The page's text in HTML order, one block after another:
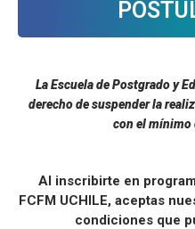
La Escuela de Postgrado y
derecho de suspender la
con el mínimo
Al inscribirte en
FCFM UCHILE, aceptas
condiciones que